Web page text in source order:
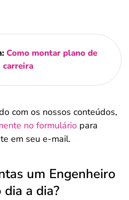
Como montar plano de
carreira
com os nossos conteúdos,
no formulário para
em seu e-mail.
um Engenheiro
a dia?